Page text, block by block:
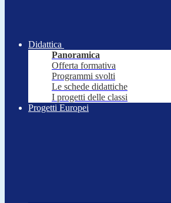
Didattica
Panoramica
Offerta formativa
Programmi svolti
Le schede didattiche
I progetti delle classi
Progetti Europei